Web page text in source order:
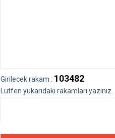
Girilecek rakam : 103482
Lütfen yukarıdaki rakamları yazınız.